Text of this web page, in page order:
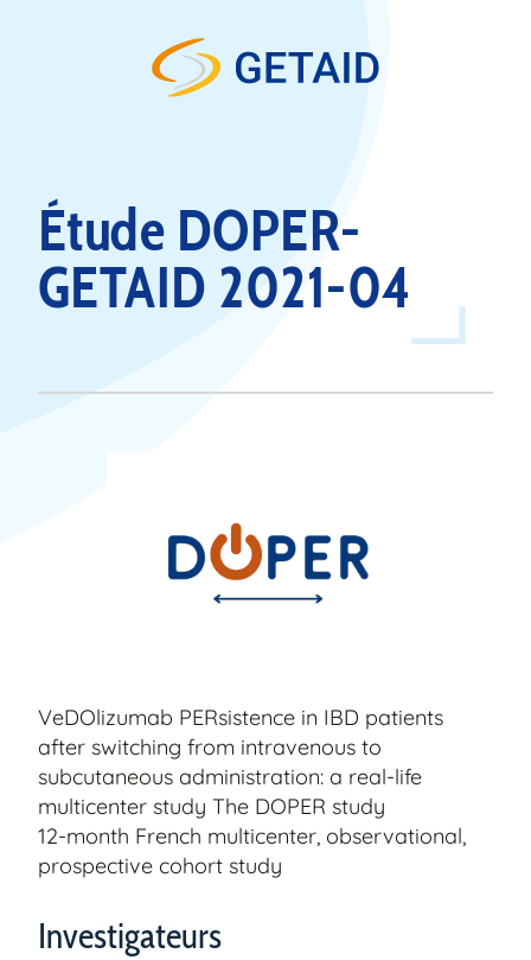
Étude DOPER-
GETAID 2021-04
VeDOlizumab PERsistence in IBD patients
after switching from intravenous to
subcutaneous administration: a real-life
multicenter study The DOPER study
12-month French multicenter, observational,
prospective cohort study
Investigateurs